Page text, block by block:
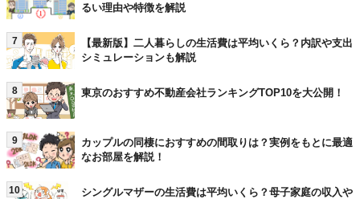
るい理由や特徴を解説
7
【最新版】二人暮らしの生活費は平均いくら？内訳や支出
シミュレーションも解説
8 東京のおすすめ不動産会社ランキングTOP10を大公開！
9
カップルの同棲におすすめの間取りは？実例をもとに最適
なお部屋を解説！
10
シングルマザーの生活費は平均いくら？母子家庭の収入や